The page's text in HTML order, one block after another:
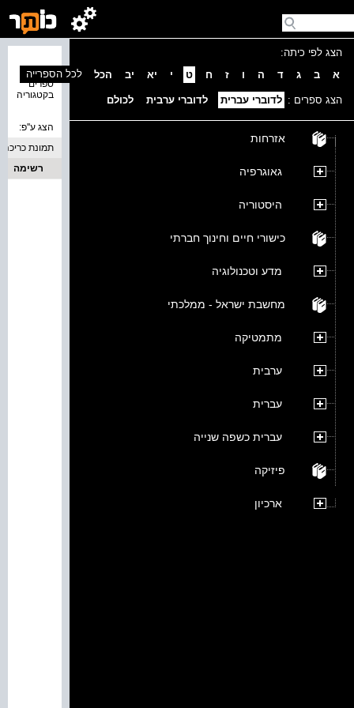
הצג לפי כיתה:
א
ב ג ד ה ו ז ח ט י יא יב הכל
הצג ספרים : לדוברי עברית לדוברי ערבית לכולם
אזרחות
גאוגרפיה
היסטוריה
כישורי חיים וחינוך חברתי
מדע וטכנולוגיה
מחשבת ישראל - ממלכתי
מתמטיקה
ערבית
עברית
עברית כשפה שנייה
פיזיקה
ארכיון
ספרים
בקטגוריה
לכל הספרייה
הצג ע''פ:
תמונת כריכה
רשימה